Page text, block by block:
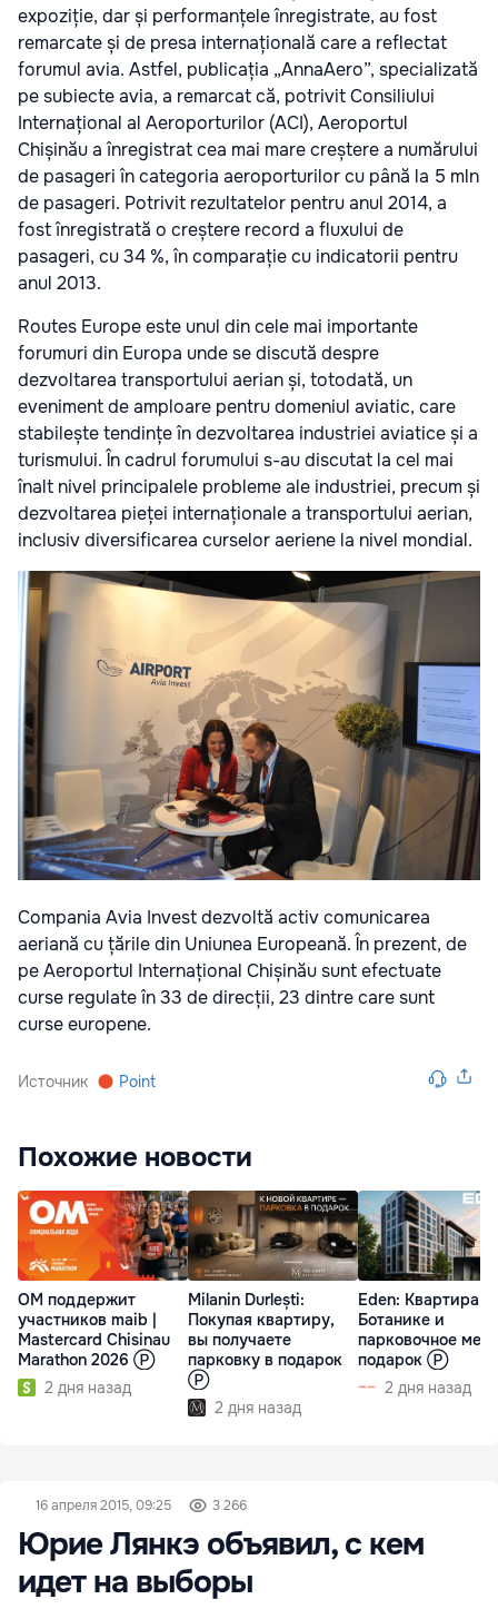
expoziție, dar și performanțele înregistrate, au fost
remarcate și de presa internațională care a reflectat
forumul avia. Astfel, publicația „AnnaAero”, specializată
pe subiecte avia, a remarcat că, potrivit Consiliului
Internațional al Aeroporturilor (ACI), Aeroportul
Chișinău a înregistrat cea mai mare creștere a numărului
de pasageri în categoria aeroporturilor cu până la 5 mln
de pasageri. Potrivit rezultatelor pentru anul 2014, a
fost înregistrată o creștere record a fluxului de
pasageri, cu 34 %, în comparație cu indicatorii pentru
anul 2013.
Routes Europe este unul din cele mai importante
forumuri din Europa unde se discută despre
dezvoltarea transportului aerian și, totodată, un
eveniment de amploare pentru domeniul aviatic, care
stabilește tendințe în dezvoltarea industriei aviatice și a
turismului. În cadrul forumului s-au discutat la cel mai
înalt nivel principalele probleme ale industriei, precum și
dezvoltarea pieței internaționale a transportului aerian,
inclusiv diversificarea curselor aeriene la nivel mondial.
Compania Avia Invest dezvoltă activ comunicarea
aeriană cu țările din Uniunea Europeană. În prezent, de
pe Aeroportul Internațional Chișinău sunt efectuate
curse regulate în 33 de direcții, 23 dintre care sunt
curse europene.
Источник Point
Похожие новости
ОМ поддержит
участников maib |
Mastercard Chisinau
Marathon 2026 Ⓟ
2 дня назад
Milanin Durlești:
Покупая квартиру,
вы получаете
парковку в подарок
Ⓟ
2 дня назад
Eden: Квартира
Ботанике и
парковочное
подарок Ⓟ
2 дня назад
16 апреля 2015, 09:25 3 266
Юрие Лянкэ объявил, с кем
идет на выборы